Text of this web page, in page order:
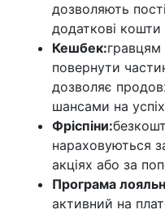
дозволяють
додаткові кошти
Кешбек:гравцям
повернути
дозволяє
шансами на
Фріспіни:
нараховуються
акціях або за
Програма
активний на